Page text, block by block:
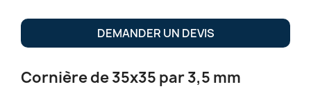
DEMANDER UN DEVIS
Cornière de 35x35 par 3,5 mm